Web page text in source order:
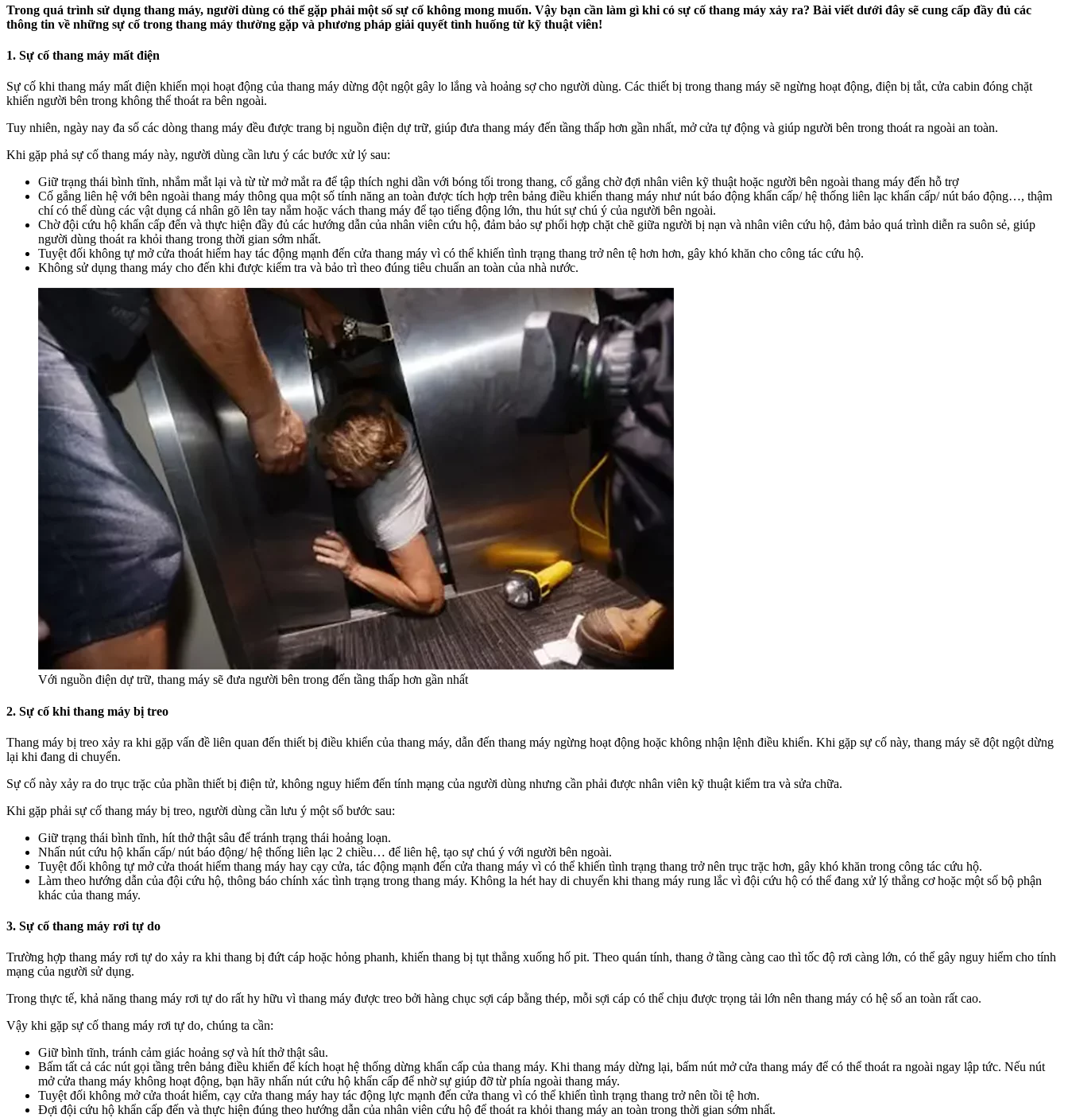
Trong quá trình sử dụng thang máy, người dùng có thể gặp phải một số sự cố không mong muốn. Vậy bạn cần làm gì khi có sự cố thang máy xảy ra? Bài viết dưới đây sẽ cung cấp đầy đủ các
thông tin về những sự cố trong thang máy thường gặp và phương pháp giải quyết tình huống từ kỹ thuật viên!
1. Sự cố thang máy mất điện
Sự cố khi thang máy mất điện khiến mọi hoạt động của thang máy dừng đột ngột gây lo lắng và hoảng sợ cho người dùng. Các thiết bị trong thang máy sẽ ngừng hoạt động, điện bị tắt, cửa cabin đóng chặt
khiến người bên trong không thể thoát ra bên ngoài.
Tuy nhiên, ngày nay đa số các dòng thang máy đều được trang bị nguồn điện dự trữ, giúp đưa thang máy đến tầng thấp hơn gần nhất, mở cửa tự động và giúp người bên trong thoát ra ngoài an toàn.
Khi gặp phả sự cố thang máy này, người dùng cần lưu ý các bước xử lý sau:
Giữ trạng thái bình tĩnh, nhắm mắt lại và từ từ mở mắt ra để tập thích nghi dần với bóng tối trong thang, cố gắng chờ đợi nhân viên kỹ thuật hoặc người bên ngoài thang máy đến hỗ trợ
Cố gắng liên hệ với bên ngoài thang máy thông qua một số tính năng an toàn được tích hợp trên bảng điều khiển thang máy như nút báo động khẩn cấp/ hệ thống liên lạc khẩn cấp/ nút báo động…, thậm
chí có thể dùng các vật dụng cá nhân gõ lên tay nắm hoặc vách thang máy để tạo tiếng động lớn, thu hút sự chú ý của người bên ngoài.
Chờ đội cứu hộ khẩn cấp đến và thực hiện đầy đủ các hướng dẫn của nhân viên cứu hộ, đảm bảo sự phối hợp chặt chẽ giữa người bị nạn và nhân viên cứu hộ, đảm bảo quá trình diễn ra suôn sẻ, giúp
người dùng thoát ra khỏi thang trong thời gian sớm nhất.
Tuyệt đối không tự mở cửa thoát hiểm hay tác động mạnh đến cửa thang máy vì có thể khiến tình trạng thang trở nên tệ hơn hơn, gây khó khăn cho công tác cứu hộ.
Không sử dụng thang máy cho đến khi được kiểm tra và bảo trì theo đúng tiêu chuẩn an toàn của nhà nước.
Với nguồn điện dự trữ, thang máy sẽ đưa người bên trong đến tầng thấp hơn gần nhất
2. Sự cố khi thang máy bị treo
Thang máy bị treo xảy ra khi gặp vấn đề liên quan đến thiết bị điều khiển của thang máy, dẫn đến thang máy ngừng hoạt động hoặc không nhận lệnh điều khiển. Khi gặp sự cố này, thang máy sẽ đột ngột dừng
lại khi đang di chuyển.
Sự cố này xảy ra do trục trặc của phần thiết bị điện tử, không nguy hiểm đến tính mạng của người dùng nhưng cần phải được nhân viên kỹ thuật kiểm tra và sửa chữa.
Khi gặp phải sự cố thang máy bị treo, người dùng cần lưu ý một số bước sau:
Giữ trạng thái bình tĩnh, hít thở thật sâu để tránh trạng thái hoảng loạn.
Nhấn nút cứu hộ khẩn cấp/ nút báo động/ hệ thống liên lạc 2 chiều… để liên hệ, tạo sự chú ý với người bên ngoài.
Tuyệt đối không tự mở cửa thoát hiểm thang máy hay cạy cửa, tác động mạnh đến cửa thang máy vì có thể khiến tình trạng thang trở nên trục trặc hơn, gây khó khăn trong công tác cứu hộ.
Làm theo hướng dẫn của đội cứu hộ, thông báo chính xác tình trạng trong thang máy. Không la hét hay di chuyển khi thang máy rung lắc vì đội cứu hộ có thể đang xử lý thắng cơ hoặc một số bộ phận
khác của thang máy.
3. Sự cố thang máy rơi tự do
Trường hợp thang máy rơi tự do xảy ra khi thang bị đứt cáp hoặc hỏng phanh, khiến thang bị tụt thẳng xuống hố pit. Theo quán tính, thang ở tầng càng cao thì tốc độ rơi càng lớn, có thể gây nguy hiểm cho tính
mạng của người sử dụng.
Trong thực tế, khả năng thang máy rơi tự do rất hy hữu vì thang máy được treo bởi hàng chục sợi cáp bằng thép, mỗi sợi cáp có thể chịu được trọng tải lớn nên thang máy có hệ số an toàn rất cao.
Vậy khi gặp sự cố thang máy rơi tự do, chúng ta cần:
Giữ bình tĩnh, tránh cảm giác hoảng sợ và hít thở thật sâu.
Bấm tất cả các nút gọi tầng trên bảng điều khiển để kích hoạt hệ thống dừng khẩn cấp của thang máy. Khi thang máy dừng lại, bấm nút mở cửa thang máy để có thể thoát ra ngoài ngay lập tức. Nếu nút
mở cửa thang máy không hoạt động, bạn hãy nhấn nút cứu hộ khẩn cấp để nhờ sự giúp đỡ từ phía ngoài thang máy.
Tuyệt đối không mở cửa thoát hiểm, cạy cửa thang máy hay tác động lực mạnh đến cửa thang vì có thể khiến tình trạng thang trở nên tồi tệ hơn.
Đợi đội cứu hộ khẩn cấp đến và thực hiện đúng theo hướng dẫn của nhân viên cứu hộ để thoát ra khỏi thang máy an toàn trong thời gian sớm nhất.